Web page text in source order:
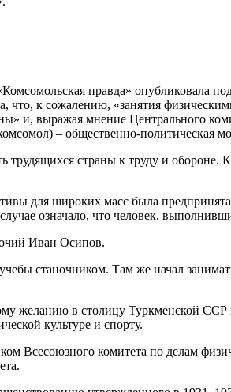
правда»
что, к сожалению, «занятия
и, выражая мнение Центрального
– общественно-политическая
трудящихся страны к труду и
для широких масс была
означало, что человек,
Иван Осипов.
станочником. Там же начал
желанию в столицу Туркменской
культуре и спорту.
Всесоюзного комитета по делам